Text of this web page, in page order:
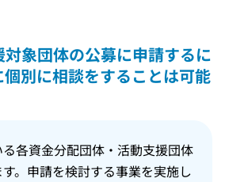
象団体の公募に申請するに
別に相談をすることは可能
各資金分配団体・活動支援団体
。申請を検討する事業を実施し